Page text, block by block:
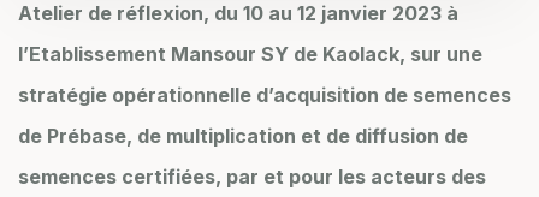
Atelier de réflexion, du 10 au 12 janvier 2023 à
l’Etablissement Mansour SY de Kaolack, sur une
stratégie opérationnelle d’acquisition de semences
de Prébase, de multiplication et de diffusion de
semences certifiées, par et pour les acteurs des